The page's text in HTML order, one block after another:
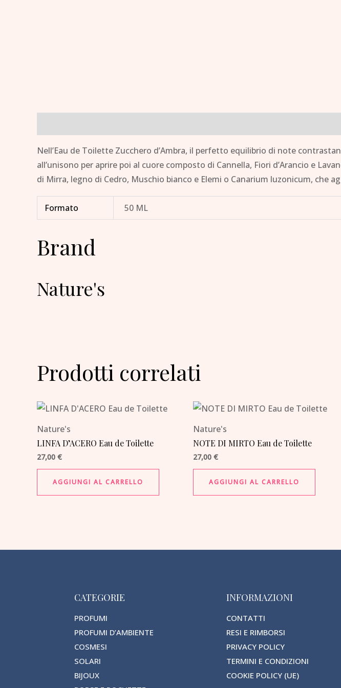
Nell’Eau de Toilette Zucchero d’Ambra, il perfetto equilibrio di note
all’unisono per aprire poi al cuore composto di Cannella, Fiori d’Arancio e
di Mirra, legno di Cedro, Muschio bianco e Elemi o Canarium luzonicum, che
Formato 50 ML
Brand
Nature's
Prodotti correlati
Nature's
LINFA D’ACERO Eau de Toilette
27,00 €
AGGIUNGI AL CARRELLO
Nature's
NOTE DI MIRTO Eau de Toilette
27,00 €
AGGIUNGI AL CARRELLO
CATEGORIE
PROFUMI
PROFUMI D’AMBIENTE
COSMESI
SOLARI
BIJOUX
INFORMAZIONI
CONTATTI
RESI E RIMBORSI
PRIVACY POLICY
TERMINI E CONDIZIONI
COOKIE POLICY (UE)